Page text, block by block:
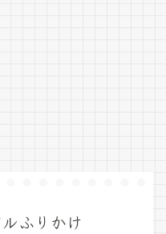
ふりかけ